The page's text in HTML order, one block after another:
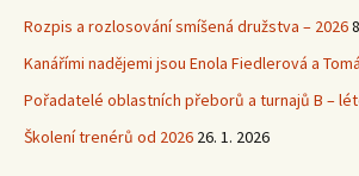
Rozpis a rozlosování smíšená družstva – 2026
Kanářími nadějemi jsou Enola Fiedlerová a
Pořadatelé oblastních přeborů a turnajů B –
Školení trenérů od 2026 26. 1. 2026